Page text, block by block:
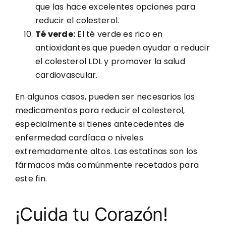
que las hace excelentes opciones para
reducir el colesterol.
Té verde: El té verde es rico en
antioxidantes que pueden ayudar a reducir
el colesterol LDL y promover la salud
cardiovascular.
En algunos casos, pueden ser necesarios los
medicamentos para reducir el colesterol,
especialmente si tienes antecedentes de
enfermedad cardíaca o niveles
extremadamente altos. Las estatinas son los
fármacos más comúnmente recetados para
este fin.
¡Cuida tu Corazón!